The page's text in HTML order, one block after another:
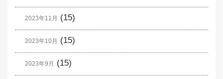
2023年11月 (15)
2023年10月 (15)
2023年9月 (15)